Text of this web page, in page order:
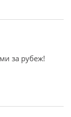
за рубеж!